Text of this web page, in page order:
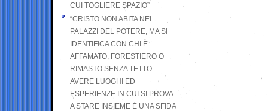
CUI TOGLIERE SPAZIO”
“CRISTO NON ABITA NEI
PALAZZI DEL POTERE, MA SI
IDENTIFICA CON CHI È
AFFAMATO, FORESTIERO O
RIMASTO SENZA TETTO.
AVERE LUOGHI ED
ESPERIENZE IN CUI SI PROVA
A STARE INSIEME È UNA SFIDA